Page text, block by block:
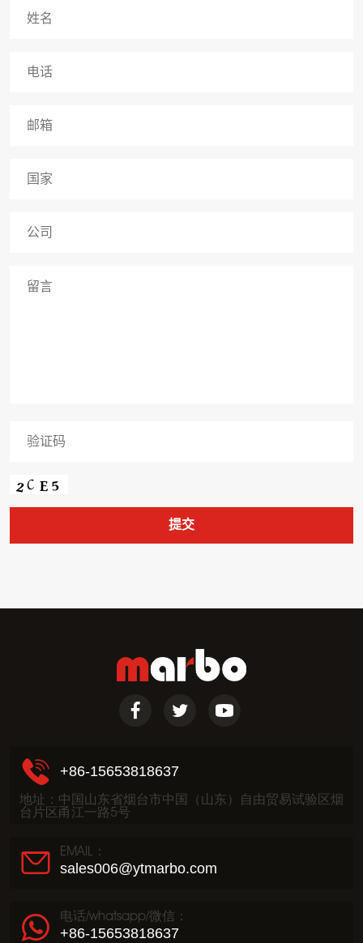
+86-15653818637
地址：中国山东省烟台市中国（山东）自由贸易试验区烟
台片区甬江一路5号
EMAIL：
sales006@ytmarbo.com
电话/whatsapp/微信：
+86-15653818637